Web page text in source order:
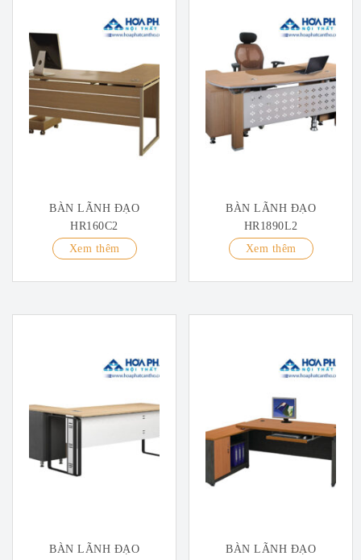
BÀN LÃNH ĐẠO
HR160C2
Xem thêm
BÀN LÃNH ĐẠO
HR1890L2
Xem thêm
BÀN LÃNH ĐẠO
BÀN LÃNH ĐẠO